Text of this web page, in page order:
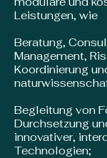
Leistungen, wie
Beratung,
Management,
Koordinierung
Begleitung von
Durchsetzung
innovativer,
Technologien;